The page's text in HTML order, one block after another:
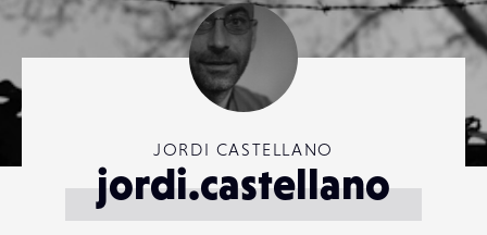
JORDI CASTELLANO
jordi.castellano